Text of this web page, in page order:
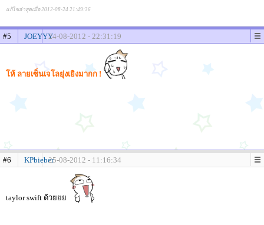
แก้ไขล่าสุดเมื่อ 2012-08-24 21:49:36
#5 JOEYYY24-08-2012 - 22:31:19
โห้ ลายเซ็นเจโลยุ่งเยิงมากก !
#6 KPbieber25-08-2012 - 11:16:34
taylor swift ด้วยยย